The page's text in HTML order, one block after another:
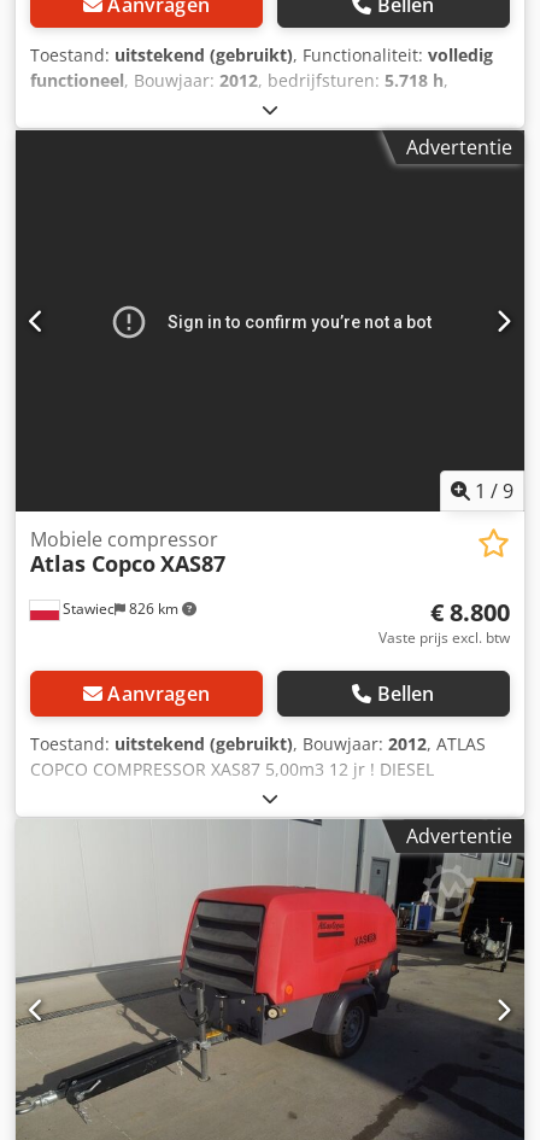
Toestand: uitstekend (gebruikt), Functionaliteit: volledig
functioneel, Bouwjaar: 2012, bedrijfsturen: 5.718 h,
Draagbare compressor ATLAS COPCO DrillAir XRYS 577CD,
machine met nakekoeler, volledig geserviced Technische
gegevens: capaciteit: 34,2 m³/min; werkdruk: 35 bar;Advertentie
1 /9
Stawiec 826 km
Mobiele compressor
Atlas CopcoXAS87
€ 8.800
Vaste prijs excl. btw
Aanvragen Bellen
Toestand: uitstekend (gebruikt), Bouwjaar: 2012, ATLAS
COPCO COMPRESSOR XAS87 5,00m3 12 jr ! DIESEL
compressor ATLAS COPCO XAS87 machine na service
Technische gegevens: capaciteit 5,00 m3/min; werkdruk 7
bar; productiejaar 2012; motor; KUBOTA kilometerstand
1397h!!! Dcedpfx Astyk Taelhek compressor volledig
operationeel, klaar om te werken, we geven garantie
nettoprijs: 37800 zł brutoprijs: 46494 zł Hieronder is een
link naar een video die laat zien hoe de machine werkt
Advertentie